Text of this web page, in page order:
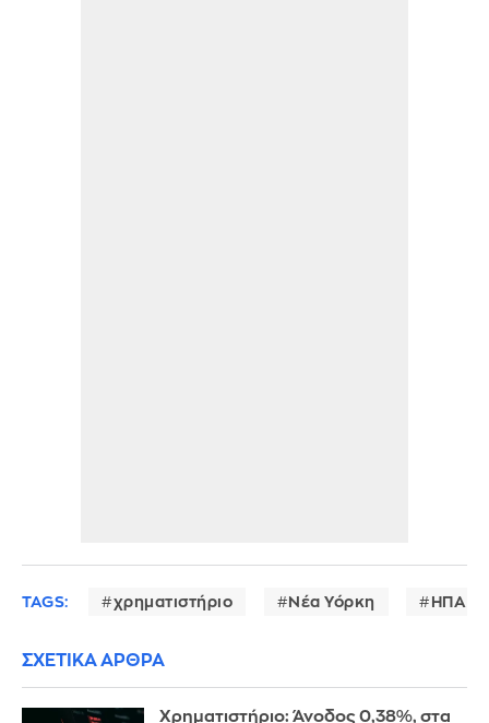
TAGS: χρηματιστήριο Νέα Υόρκη ΗΠΑ
ΣΧΕΤΙΚΑ ΑΡΘΡΑ
Χρηματιστήριο: Άνοδος 0,38%, στα